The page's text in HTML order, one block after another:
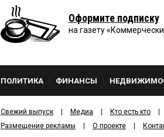
Оформите подписку
на газету
ПОЛИТИКА ФИНАНСЫ
Свежий выпуск Медиа Кто есть кто
Размещение рекламы
О проекте